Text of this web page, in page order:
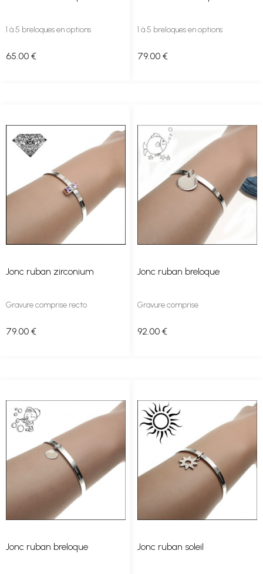
1 à 5 breloques en options
65 .00 €
1 à 5 breloques en options
79.00 €
Jonc ruban zirconium
Gravure comprise recto
79.00 €
Jonc ruban breloque
Gravure comprise
92 .00 €
Jonc ruban breloque Jonc ruban soleil